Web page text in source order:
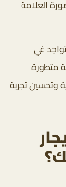
العلامة
في
متطورة
وتحسين تجربة